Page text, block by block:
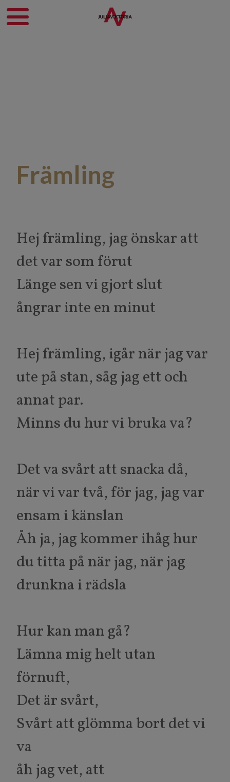
Främling
Hej främling, jag önskar att
det var som förut
Länge sen vi gjort slut
ångrar inte en minut
Hej främling, igår när jag var
ute på stan, såg jag ett och
annat par.
Minns du hur vi bruka va?
Det va svårt att snacka då,
när vi var två, för jag, jag var
ensam i känslan
Åh ja, jag kommer ihåg hur
du titta på när jag, när jag
drunkna i rädsla
Hur kan man gå?
Lämna mig helt utan
förnuft,
Det är svårt,
Svårt att glömma bort det vi
va
åh jag vet, att